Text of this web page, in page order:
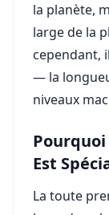
la planète,
large de la
cependant,
— la
niveaux
Est
La toute